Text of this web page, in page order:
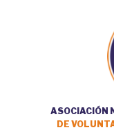
ASOCIACIÓN
DE